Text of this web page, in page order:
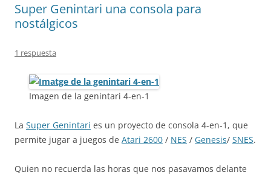
Super Genintari una consola para
nostálgicos
1 respuesta
Imagen de la genintari 4-en-1
La Super Genintari es un proyecto de consola 4-en-1, que
permite jugar a juegos de Atari 2600 / NES / Genesis/ SNES.
Quien no recuerda las horas que nos pasavamos delante